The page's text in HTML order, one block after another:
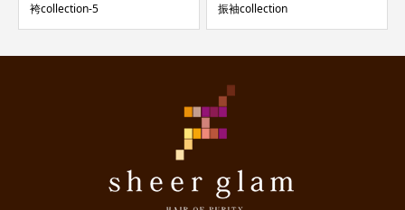
袴collection-5 振袖collection